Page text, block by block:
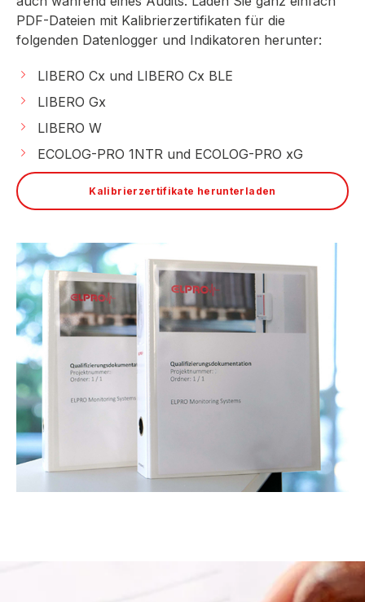
PDF-Dateien mit Kalibrierzertifikaten für die
folgenden Datenlogger und Indikatoren herunter:
LIBERO Cx und LIBERO Cx BLE
LIBERO Gx
LIBERO W
ECOLOG-PRO 1NTR und ECOLOG-PRO xG
Kalibrierzertifikate herunterladen